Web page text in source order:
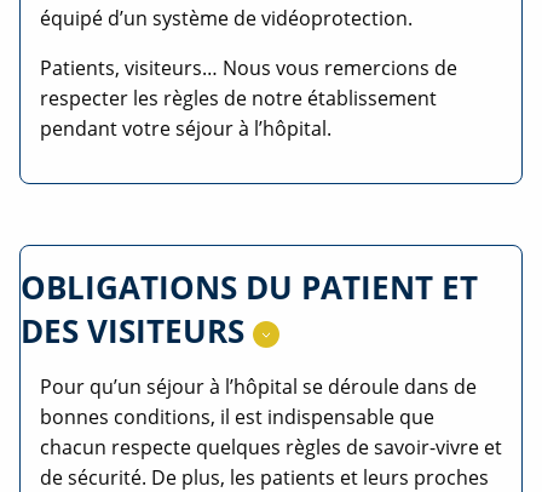
équipé d’un système de vidéoprotection.
Patients, visiteurs… Nous vous remercions de
respecter les règles de notre établissement
pendant votre séjour à l’hôpital.
OBLIGATIONS DU PATIENT ET
DES VISITEURS
Pour qu’un séjour à l’hôpital se déroule dans de
bonnes conditions, il est indispensable que
chacun respecte quelques règles de savoir-vivre et
de sécurité. De plus, les patients et leurs proches